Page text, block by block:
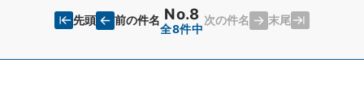
先頭 前の件名 No.8
全8件中
次の件名 末尾